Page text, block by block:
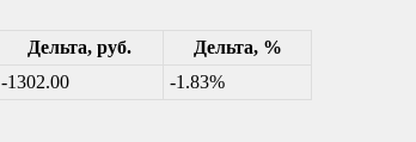
Дельта, руб.
Дельта, %
-1302.00 -1.83%